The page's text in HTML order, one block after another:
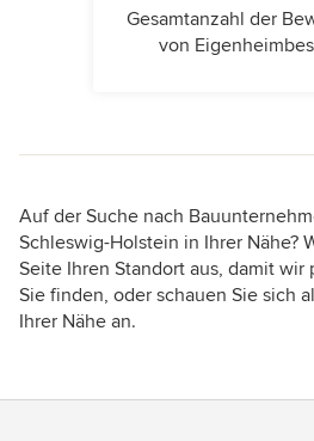
Gesamtanzahl der
von
Auf der Suche nach
Schleswig-Holstein in Ihrer Nähe?
Seite Ihren Standort aus, damit wir
Sie finden, oder schauen Sie sich
Ihrer Nähe an.